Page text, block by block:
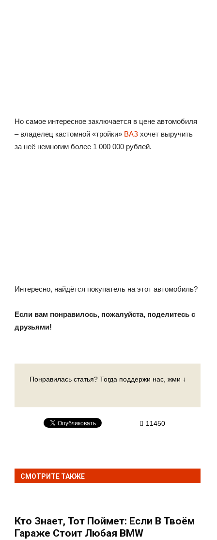
Но самое интересное заключается в цене автомобиля
– владелец кастомной «тройки» ВАЗ хочет выручить
за неё немногим более 1 000 000 рублей.
Интересно, найдётся покупатель на этот автомобиль?
Если вам понравилось, пожалуйста, поделитесь с
друзьями!
Понравилась статья? Тогда поддержи нас, жми ↓
11450
СМОТРИТЕ ТАКЖЕ
Кто Знает, Тот Поймет: Если В Твоём
Гараже Стоит Любая BMW